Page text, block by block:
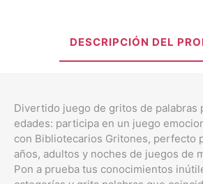
DESCRIPCIÓN DEL
Divertido juego de gritos de palabras
edades: participa en un juego
con Bibliotecarios Gritones, perfecto
años, adultos y noches de juegos de
Pon a prueba tus conocimientos